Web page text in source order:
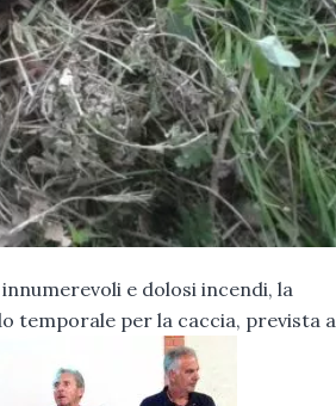
e dolosi incendi, la
temporale per la caccia, prevista a